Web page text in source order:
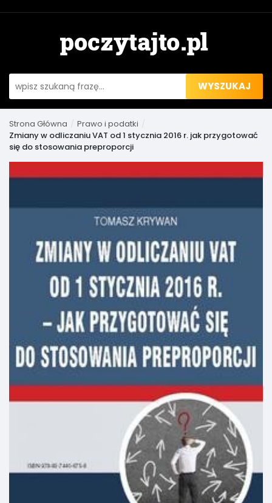
WYSZUKAJ
Strona Główna
Prawo i podatki
Zmiany w odliczaniu VAT od 1 stycznia 2016 r. jak przygotować
się do stosowania preproporcji